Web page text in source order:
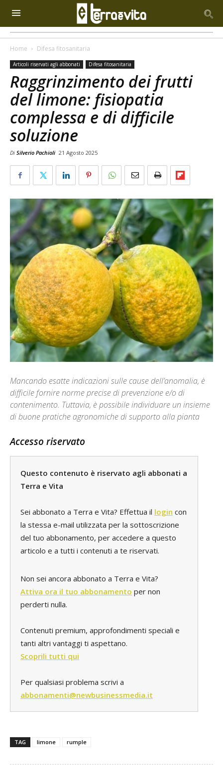
Home Difesa fitosanitaria
Articoli riservati agli abbonati Difesa fitosanitaria
Raggrinzimento dei frutti
del limone: fisiopatia
complessa e di difficile
soluzione
Di Silverio Pachioli 21 Agosto 2025
Mancando esatte indicazioni sulle cause dell’anomalia, è
difficile fornire norme precise di prevenzione e/o di
contenimento. Tuttavia, è possibile individuare un insieme
di buone pratiche agronomiche di supporto alla pianta
Accesso riservato
Questo contenuto è riservato agli abbonati a
Terra e Vita
Sei abbonato a Terra e Vita? Effettua il login con
la stessa e-mail utilizzata per la sottoscrizione
del tuo abbonamento, per accedere a questo
articolo e a tutti i contenuti a te riservati.
Non sei ancora abbonato a Terra e Vita?
Attiva ora il tuo abbonamento per non
perderti nulla.
Contenuti premium, approfondimenti speciali e
tanti altri vantaggi ti aspettano.
Scoprili tutti qui
Per qualsiasi problema scrivi a
abbonamenti@newbusinessmedia.it
TAG limone rumple